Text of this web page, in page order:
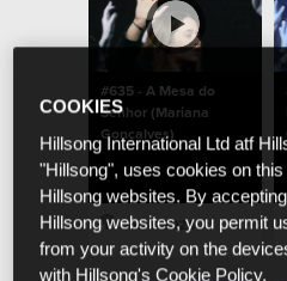
#635 - A Mesa do
Senhor (Mariana
Gonçalves)
Jan 8 2024
COOKIES
Hillsong International Ltd atf
"Hillsong", uses cookies on
Hillsong websites. By
Hillsong websites, you permit
from your activity on the
with Hillsong's Cookie Policy.